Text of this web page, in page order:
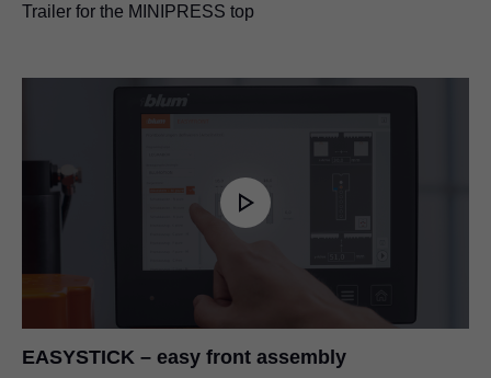
Trailer for the MINIPRESS top
EASYSTICK – easy front assembly